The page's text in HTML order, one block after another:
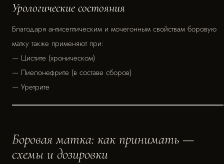
Урологические состояния
Благодаря антисептическим и мочегонным свойствам боровую
матку также применяют при:
— Цистите (хроническом)
— Пиелонефрите (в составе сборов)
— Уретрите
Боровая матка: как принимать —
схемы и дозировки